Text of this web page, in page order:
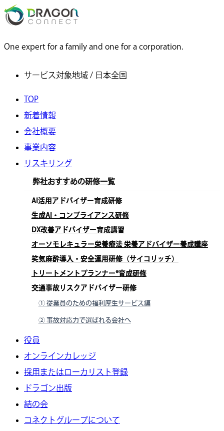
One expert for a family and one for a corporation.
サービス対象地域 / 日本全国
TOP
新着情報
会社概要
事業内容
リスキリング
弊社おすすめの研修一覧
AI活用アドバイザー育成研修
生成AI・コンプライアンス研修
DX改善アドバイザー育成講習
オーソモレキュラー栄養療法 栄養アドバイザー養成講座
笑気麻酔導入・安全運用研修（サイコリッチ）
トリートメントプランナー®育成研修
交通事故リスクアドバイザー研修
① 従業員のための福利厚生サービス編
② 事故対応力で選ばれる会社へ
役員
オンラインカレッジ
採用またはローカリスト登録
ドラゴン出版
結の会
コネクトグループについて